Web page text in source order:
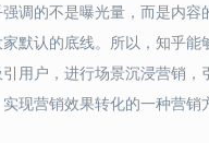
调的不是曝光量，而是内容
默认的底线。所以，知乎能
用户，进行场景沉浸营销，
现营销效果转化的一种营销